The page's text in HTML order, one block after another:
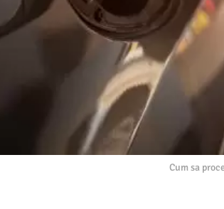
Cum sa